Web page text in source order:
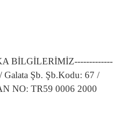
BİLGİLERİMİZ-------------
Galata Şb. Şb.Kodu: 67 /
NO: TR59 0006 2000